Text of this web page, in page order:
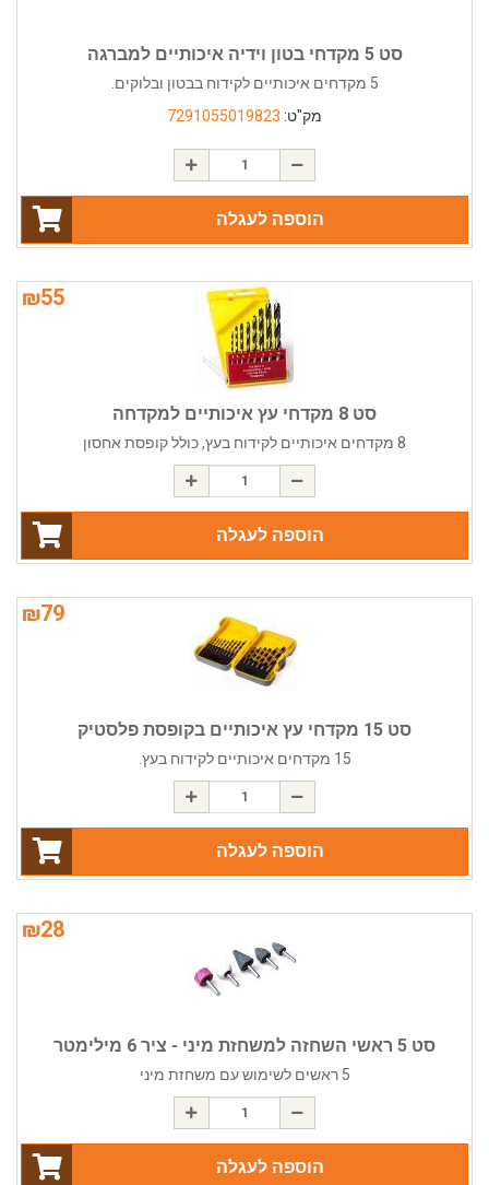
סט 5 מקדחי בטון וידיה איכותיים למברגה
5 מקדחים איכותיים לקידוח בבטון ובלוקים.
מק"ט: 7291055019823
הוספה לעגלה
₪55
סט 8 מקדחי עץ איכותיים למקדחה
8 מקדחים איכותיים לקידוח בעץ, כולל קופסת אחסון
הוספה לעגלה
₪79
סט 15 מקדחי עץ איכותיים בקופסת פלסטיק
15 מקדחים איכותיים לקידוח בעץ.
הוספה לעגלה
₪28
סט 5 ראשי השחזה למשחזת מיני - ציר 6 מילימטר
5 ראשים לשימוש עם משחזת מיני
הוספה לעגלה